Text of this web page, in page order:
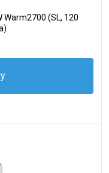
Warm2700 (SL, 120